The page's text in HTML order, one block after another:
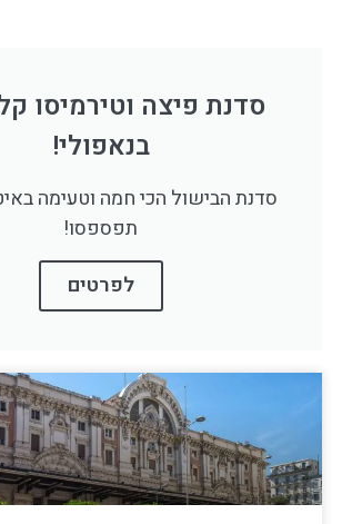
סדנת פיצה וטירמיסו
בנאפולי!
סדנת הבישול הכי חמה וטעימה
תפספסו!
לפרטים